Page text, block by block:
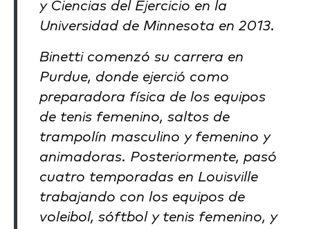
y Ciencias del Ejercicio en la
Universidad de Minnesota en 2013.
Binetti comenzó su carrera en
Purdue, donde ejerció como
preparadora física de los equipos
de tenis femenino, saltos de
trampolín masculino y femenino y
animadoras. Posteriormente, pasó
cuatro temporadas en Louisville
trabajando con los equipos de
voleibol, sóftbol y tenis femenino, y